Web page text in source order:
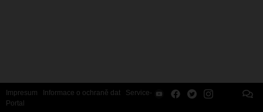
Impresum Informace o ochraně dat
Service-
Portal